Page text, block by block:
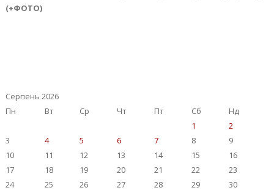
(+ФОТО)
Серпень 2026
Пн
Вт Ср Чт Пт Сб
Нд
1
2
3
4 5 6 7 8
9
10
11 12 13 14 15
16
17
18 19 20 21 22
23
24
25 26 27 28 29
30